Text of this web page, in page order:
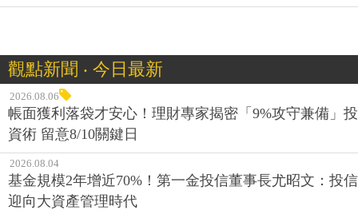
觀點新聞 ‧ 今日最新
2026.08.06
帳面獲利落袋才安心！理財專家揭密「9%攻守兼備」投
資術 留意8/10關鍵日
2026.08.04
基金規模2年增近70%！第一金投信董事長尤昭文：投信
迎向大資產管理時代